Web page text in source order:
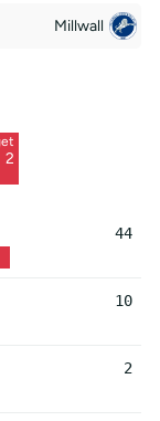
Millwall
2
44
10
2